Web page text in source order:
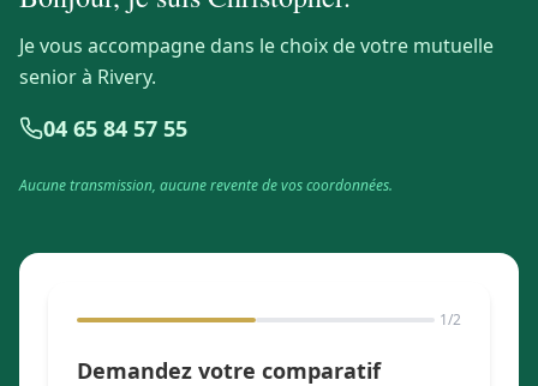
Je vous accompagne dans le choix de votre mutuelle
senior à Rivery.
04 65 84 57 55
Aucune transmission, aucune revente de vos coordonnées.
1/2
Demandez votre comparatif